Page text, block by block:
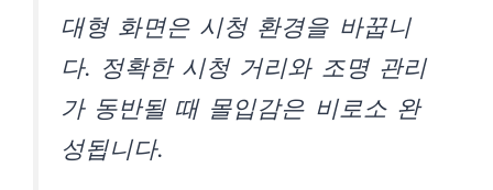
대형 화면은 시청 환경을 바꿉니
다. 정확한 시청 거리와 조명 관리
가 동반될 때 몰입감은 비로소 완
성됩니다.